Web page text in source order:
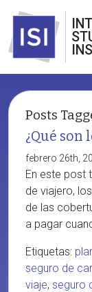
Posts
¿Qué son
febrero 26th,
En este post
de viajero,
de las
a pagar
Etiquetas:
seguro de
viaje, seguro